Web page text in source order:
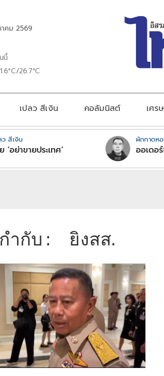
คม 2569
นี้
26.7°C
เปลว สีเงิน คอลัมนิสต์ เศร
ว สีเงิน
‘อย่าขายประเทศ’
ผักกาดห
ออเดอ
ำกับ : ยิงสส.